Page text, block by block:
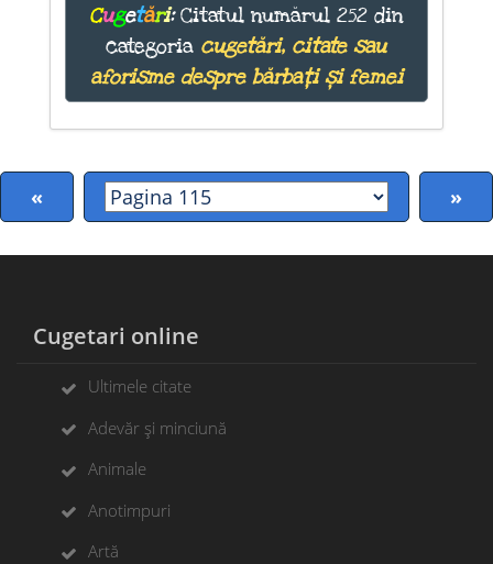
Cugetări:Citatul numărul 252 din
categoria cugetări, citate sau
aforisme despre bărbați și femei
« »
Cugetari online
Ultimele citate
Adevăr și minciună
Animale
Anotimpuri
Artă